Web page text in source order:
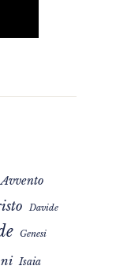
Avvento
Davide
Genesi
Isaia